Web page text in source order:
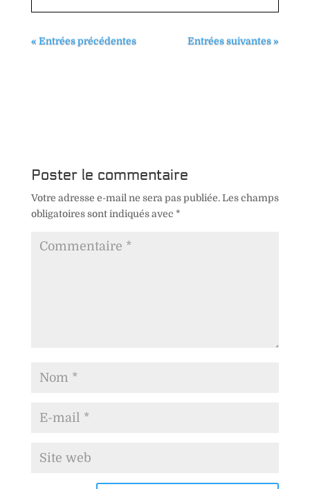
« Entrées précédentes Entrées suivantes »
Poster le commentaire
Votre adresse e-mail ne sera pas publiée. Les champs
obligatoires sont indiqués avec *